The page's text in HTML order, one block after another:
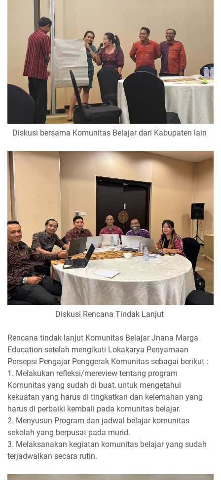
Diskusi bersama Komunitas Belajar dari Kabupaten lain
Diskusi Rencana Tindak Lanjut
Rencana tindak lanjut Komunitas Belajar Jnana Marga
Education setelah mengikuti Lokakarya Penyamaan
Persepsi Pengajar Penggerak Komunitas sebagai berikut :
1. Melakukan refleksi/mereview tentang program
Komunitas yang sudah di buat, untuk mengetahui
kekuatan yang harus di tingkatkan dan kelemahan yang
harus di perbaiki kembali pada komunitas belajar.
2. Menyusun Program dan jadwal belajar komunitas
sekolah yang berpusat pada murid.
3. Melaksanakan kegiatan komunitas belajar yang sudah
terjadwalkan secara rutin.